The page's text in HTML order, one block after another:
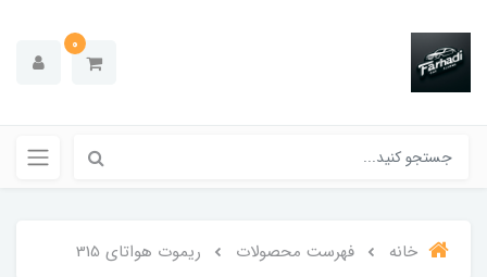
0
خانه فهرست محصولات ریموت هواتای 315